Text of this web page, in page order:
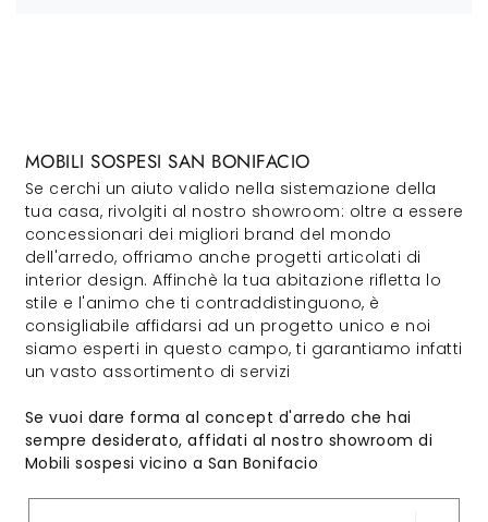
MOBILI SOSPESI SAN BONIFACIO
Se cerchi un aiuto valido nella sistemazione della
tua casa, rivolgiti al nostro showroom: oltre a essere
concessionari dei migliori brand del mondo
dell'arredo, offriamo anche progetti articolati di
interior design. Affinchè la tua abitazione rifletta lo
stile e l'animo che ti contraddistinguono, è
consigliabile affidarsi ad un progetto unico e noi
siamo esperti in questo campo, ti garantiamo infatti
un vasto assortimento di servizi
Se vuoi dare forma al concept d'arredo che hai
sempre desiderato, affidati al nostro showroom di
Mobili sospesi vicino a San Bonifacio